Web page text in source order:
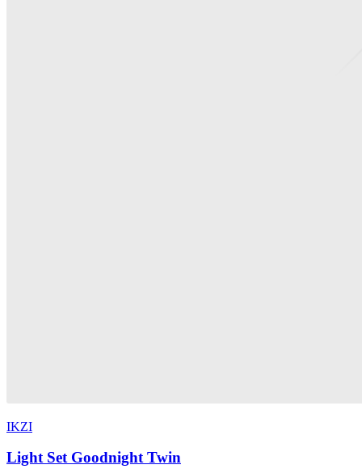
IKZI
Light Set Goodnight Twin